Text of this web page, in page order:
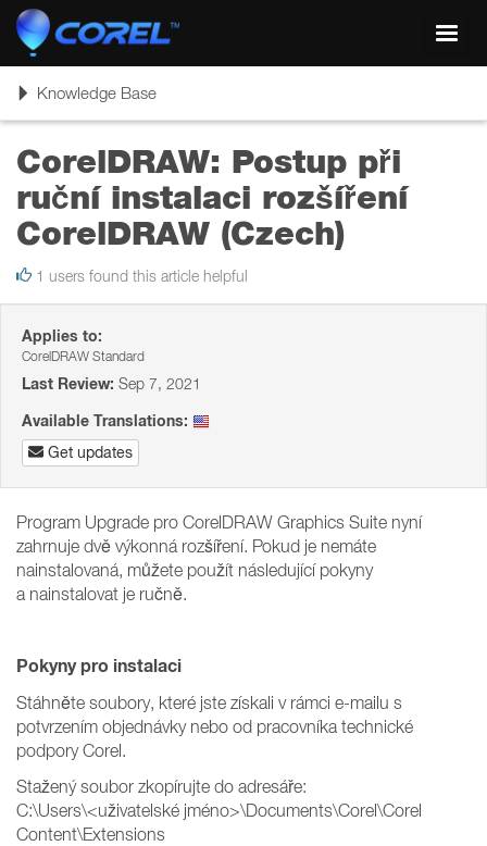
ToggleKnowledge Base
CorelDRAW: Postup při
ruční instalaci rozšíření
CorelDRAW (Czech)
1 users found this article helpful
Applies to:
CorelDRAW Standard
Last Review: Sep 7, 2021
Available Translations:
Get updates
Program Upgrade pro CorelDRAW Graphics Suite nyní
zahrnuje dvě výkonná rozšíření. Pokud je nemáte
nainstalovaná, můžete použít následující pokyny
a nainstalovat je ručně.
Pokyny pro instalaci
Stáhněte soubory, které jste získali v rámci e-mailu s
potvrzením objednávky nebo od pracovníka technické
podpory Corel.
Stažený soubor zkopírujte do adresáře:
C:\Users\<uživatelské jméno>\Documents\Corel\Corel
Content\Extensions